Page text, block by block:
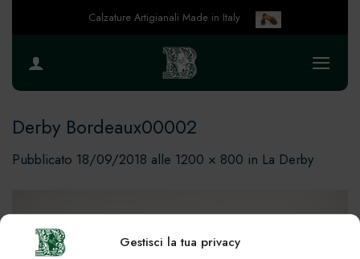
Gestisci la tua privacy
Calzature Artigianali Made in Italy
Derby Bordeaux00002
Pubblicato 18/09/2018 alle 1200 × 800 in La Derby